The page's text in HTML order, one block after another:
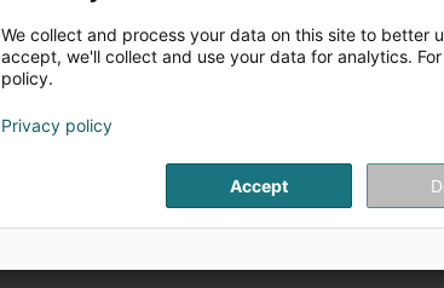
We collect and process your data on this site to better
accept, we'll collect and use your data for analytics.
policy.
Privacy policy
Accept